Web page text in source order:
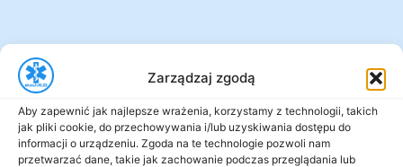
Zarządzaj zgodą
Aby zapewnić jak najlepsze wrażenia, korzystamy z technologii, takich
jak pliki cookie, do przechowywania i/lub uzyskiwania dostępu do
informacji o urządzeniu. Zgoda na te technologie pozwoli nam
przetwarzać dane, takie jak zachowanie podczas przeglądania lub